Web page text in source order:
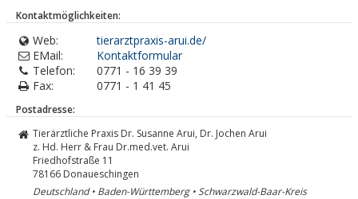
Kontaktmöglichkeiten:
Web:
tierarztpraxis-arui.de/
EMail:
Kontaktformular
Telefon:
0771 - 16 39 39
Fax:
0771 - 1 41 45
Postadresse:
Tierärztliche Praxis Dr. Susanne Arui, Dr. Jochen Arui
z. Hd. Herr & Frau Dr.med.vet. Arui
Friedhofstraße 11
78166 Donaueschingen
Deutschland • Baden-Württemberg • Schwarzwald-Baar-Kreis